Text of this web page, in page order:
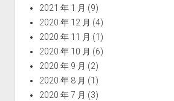
2021 年 1 月 (9)
2020 年 12 月 (4)
2020 年 11 月 (1)
2020 年 10 月 (6)
2020 年 9 月 (2)
2020 年 8 月 (1)
2020 年 7 月 (3)